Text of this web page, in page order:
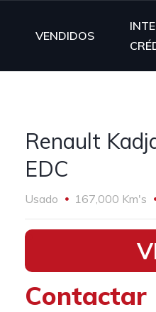
VENDIDOS
Renault
EDC
Usado 167,000 Km's
•
Contactar